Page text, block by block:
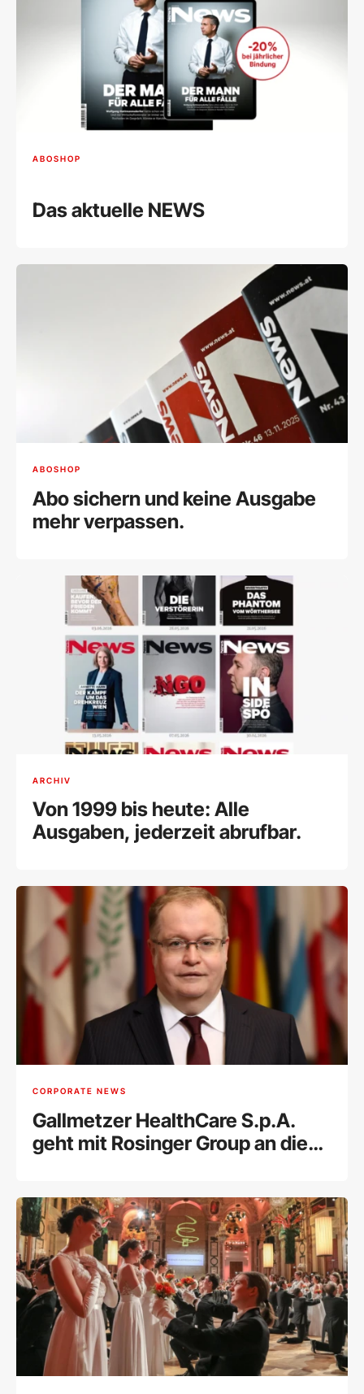
ABOSHOP
Das aktuelle NEWS
ABOSHOP
Abo sichern und keine Ausgabe
mehr verpassen.
ARCHIV
Von 1999 bis heute: Alle
Ausgaben, jederzeit abrufbar.
CORPORATE NEWS
Gallmetzer HealthCare S.p.A.
geht mit Rosinger Group an die